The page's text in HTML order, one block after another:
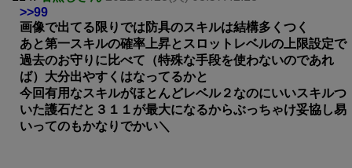
>>99
画像で出てる限りでは防具のスキルは結構多くつく
あと第一スキルの確率上昇とスロットレベルの上限設定で
過去のお守りに比べて（特殊な手段を使わないのであれ
ば）大分出やすくはなってるかと
今回有用なスキルがほとんどレベル２なのにいいスキルつ
いた護石だと３１１が最大になるからぶっちゃけ妥協し易
いってのもかなりでかい＼